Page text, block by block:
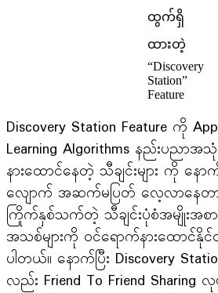
ထွက်ရှိ
ထားတဲ့
“Discovery
Station”
Feature
Discovery Station Feature ကို
Learning Algorithms နည်းပညာအ
နားထောင်နေတဲ့ သီချင်းများ ကို
လျောက် အဆက်မပြတ် လေ့လာနေတာ
ကြိုက်နှစ်သက်တဲ့ သီချင်းပုံစံအမျိုးအစာ
အသစ်များကို ဝင်ရောက်နားထောင်နို
ပါတယ်။ နောက်ပြီး Discovery
လည်း Friend To Friend Sharing